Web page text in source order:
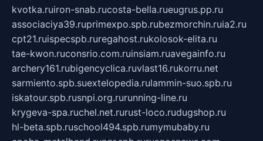
kvotka.ruiron-snab.rucosta-bella.rueugrus.pp.ru
associaciya39.ruprimexpo.spb.rubezmorchin.ruia2.ru
cpt21.ruispecspb.ruregahost.rukolosok-elita.ru
tae-kwon.ruconsrio.com.ruinsiam.ruavegainfo.ru
archery161.rubigencyclica.ruvlast16.rukorru.net
sarmiento.spb.suextelopedia.rulammin-suo.spb.ru
iskatour.spb.rusnpi.org.rurunning-line.ru
krygeva-spa.ruchel.net.rurust-loco.rudugshop.ru
hl-beta.spb.ruschool494.spb.rumymubaby.ru